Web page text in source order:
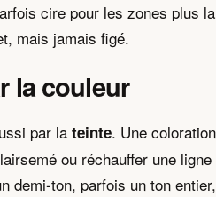
cire pour les zones plus
mais jamais figé.
la couleur
par la teinte. Une
ou réchauffer une
demi-ton, parfois un ton